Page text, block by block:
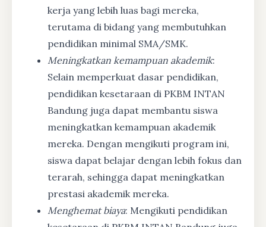
kerja yang lebih luas bagi mereka,
terutama di bidang yang membutuhkan
pendidikan minimal SMA/SMK.
Meningkatkan kemampuan akademik:
Selain memperkuat dasar pendidikan,
pendidikan kesetaraan di PKBM INTAN
Bandung juga dapat membantu siswa
meningkatkan kemampuan akademik
mereka. Dengan mengikuti program ini,
siswa dapat belajar dengan lebih fokus dan
terarah, sehingga dapat meningkatkan
prestasi akademik mereka.
Menghemat biaya: Mengikuti pendidikan